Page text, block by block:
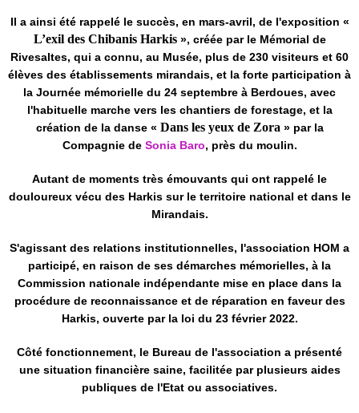
Il a ainsi été rappelé le succès, en mars-avril, de l'exposition «
L’exil des Chibanis Harkis », créée par le Mémorial de
Rivesaltes, qui a connu, au Musée, plus de 230 visiteurs et 60
élèves des établissements mirandais, et la forte participation à
la Journée mémorielle du 24 septembre à Berdoues, avec
l'habituelle marche vers les chantiers de forestage, et la
création de la danse « Dans les yeux de Zora » par la
Compagnie de Sonia Baro, près du moulin.
Autant de moments très émouvants qui ont rappelé le
douloureux vécu des Harkis sur le territoire national et dans le
Mirandais.
S'agissant des relations institutionnelles, l'association HOM a
participé, en raison de ses démarches mémorielles, à la
Commission nationale indépendante mise en place dans la
procédure de reconnaissance et de réparation en faveur des
Harkis, ouverte par la loi du 23 février 2022.
Côté fonctionnement, le Bureau de l'association a présenté
une situation financière saine, facilitée par plusieurs aides
publiques de l'Etat ou associatives.